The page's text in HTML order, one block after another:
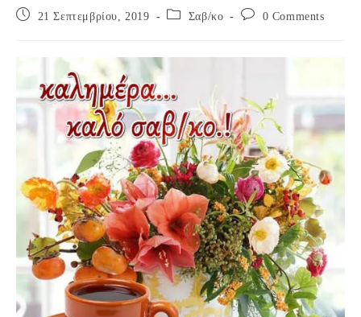
Post
21 Σεπτεμβρίου, 2019
Post Σαβ/κο
Post
0 Comments